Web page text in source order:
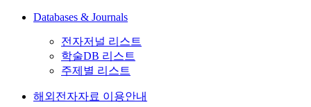
Databases & Journals
전자저널 리스트
학술DB 리스트
주제별 리스트
해외전자자료 이용안내